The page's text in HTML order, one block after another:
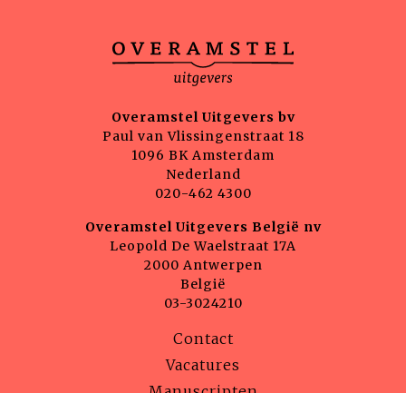
Overamstel Uitgevers bv
Paul van Vlissingenstraat 18
1096 BK Amsterdam
Nederland
020-462 4300
Overamstel Uitgevers België nv
Leopold De Waelstraat 17A
2000 Antwerpen
België
03-3024210
Contact
Vacatures